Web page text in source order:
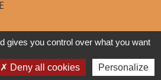
Service-
gives you control over what you want
Deny all cookies Personalize